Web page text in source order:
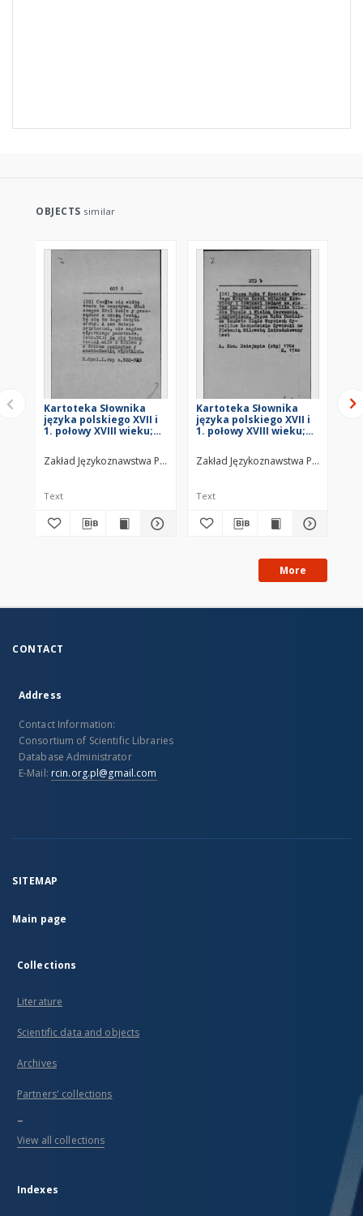
OBJECTS similar
Kartoteka Słownika
języka polskiego XVII i
1. połowy XVIII wieku;
Zakład Językoznawstwa PAN w Warszawie
Text
Kartoteka Słownika
języka polskiego XVII i
1. połowy XVIII wieku;
Zakład Językoznawstwa PAN w
Text
More
CONTACT
Address
Contact Information:
Consortium of Scientific Libraries
Database Administrator
E-Mail: rcin.org.pl@gmail.com
SITEMAP
Main page
Collections
Literature
Scientific data and objects
Archives
Partners' collections
...
View all collections
Indexes